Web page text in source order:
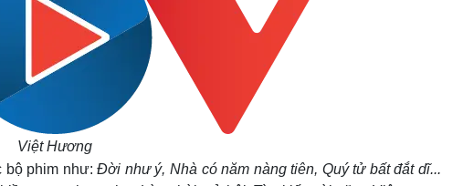
Việt Hương
bộ phim như:Đời như ý, Nhà có năm nàng tiên, Quý tử bất đắt dĩ...